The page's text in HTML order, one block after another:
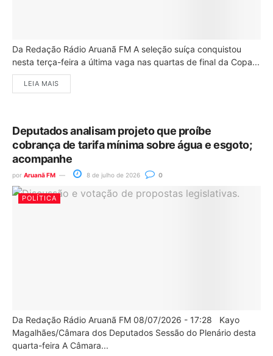
Da Redação Rádio Aruanã FM A seleção suíça conquistou
nesta terça-feira a última vaga nas quartas de final da Copa...
LEIA MAIS
Deputados analisam projeto que proíbe
cobrança de tarifa mínima sobre água e esgoto;
acompanhe
por Aruanã FM 8 de julho de 2026 0
POLÍTICA
Da Redação Rádio Aruanã FM 08/07/2026 - 17:28 Kayo
Magalhães/Câmara dos Deputados Sessão do Plenário desta
quarta-feira A Câmara...